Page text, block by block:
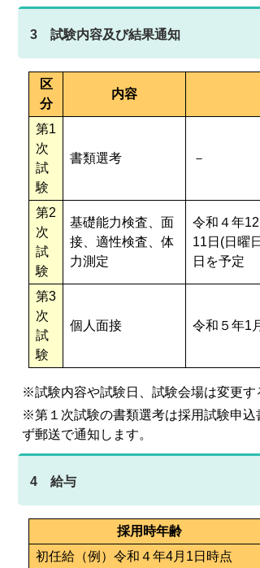
3 試験内容及び結果通知
区
分
内容
第1
次
試
験
書類選考 －
第2
次
試
験
基礎能力検査、面
接、適性検査、体
力測定
令和４年12
11日(日曜
日を予定
第3
次
試
験
個人面接 令和５年1
※試験内容や試験日、試験会場は変更す
※第１次試験の書類選考は採用試験申
ず郵送で通知します。
4 給与
採用時年齢
初任給（例）令和４年4月1日時点